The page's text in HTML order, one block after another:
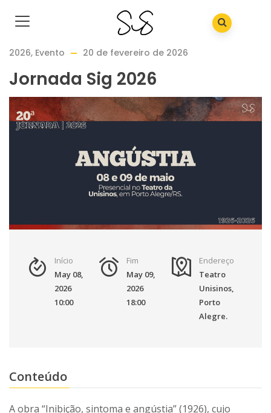
2026, Evento 20 de fevereiro de 2026
Jornada Sig 2026
Início
May 08,
2026
10:00
Fim
May 09,
2026
18:00
Endereço
Teatro
Unisinos,
Porto
Alegre.
Conteúdo
A obra “Inibição, sintoma e angústia” (1926), cujo